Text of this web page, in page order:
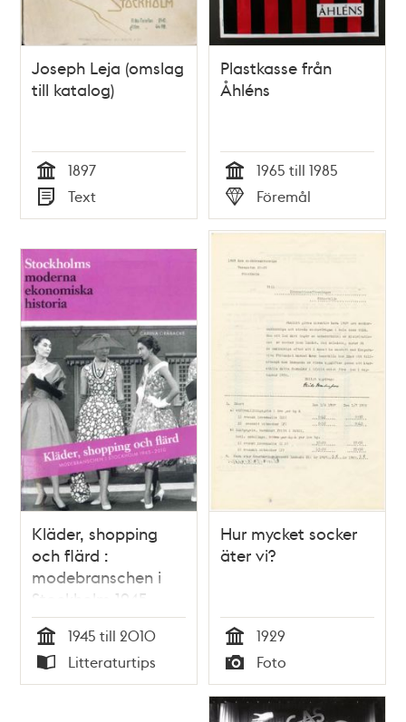
Joseph Leja (omslag
till katalog)
Tid
1897
Typ
Text
Plastkasse från
Åhléns
Tid
1965 till 1985
Typ
Föremål
Kläder, shopping
och flärd :
modebranschen i
Stockholm 1945-
2010 / Carina
Gråbacke
Tid
1945 till 2010
Typ
Litteraturtips
Hur mycket socker
äter vi?
Tid
1929
Typ
Foto